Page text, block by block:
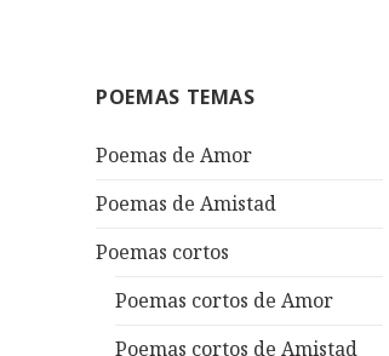
POEMAS TEMAS
Poemas de Amor
Poemas de Amistad
Poemas cortos
Poemas cortos de Amor
Poemas cortos de Amistad